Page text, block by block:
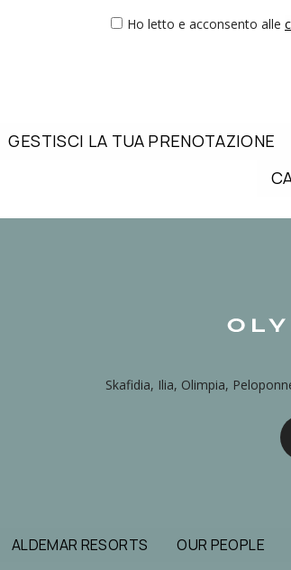
Ho letto e acconsento alle
GESTISCI LA TUA PRENOTAZIONE
Skafidia, Ilia, Olimpia,
ALDEMAR RESORTS OUR PEOPLE